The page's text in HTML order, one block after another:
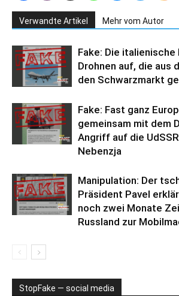
Verwandte Artikel Mehr vom Autor
Fake: Die
Drohnen auf, die aus
den Schwarzmarkt
Fake: Fast ganz
gemeinsam mit dem
Angriff auf die
Nebenzja
Manipulation: Der
Präsident Pavel
noch zwei Monate
Russland zur
StopFake — social media